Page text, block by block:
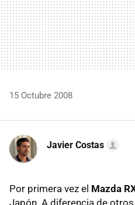
15 Octubre 2008
Javier Costas
Por primera vez el Mazda
Japón. A diferencia de